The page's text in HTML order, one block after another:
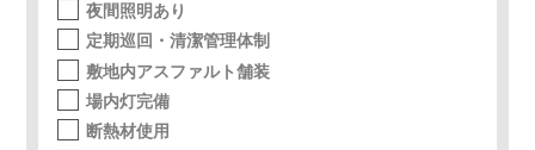
夜間照明あり
定期巡回・清潔管理体制
敷地内アスファルト舗装
場内灯完備
断熱材使用